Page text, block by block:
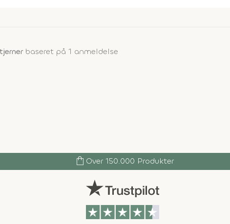
baseret på 1 anmeldelse
shopping_bag Over 150.000 Produkter